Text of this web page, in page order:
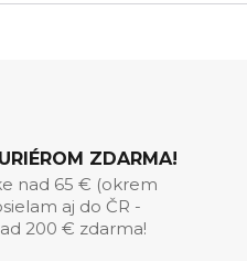
ZDARMA!
nad 65 € (okrem
aj do ČR -
200 € zdarma!